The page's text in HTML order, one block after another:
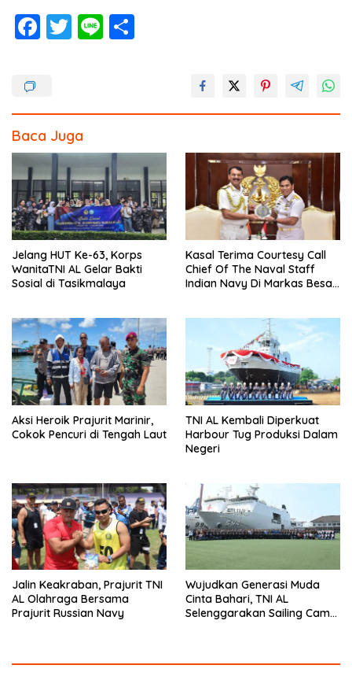
F
o
o
k
T Li
Baca Juga
Jelang HUT Ke-63, Korps
WanitaTNI AL Gelar Bakti
Sosial di Tasikmalaya
Kasal Terima Courtesy Call
Chief Of The Naval Staff
Indian Navy Di Markas Besar
Aksi Heroik Prajurit Marinir,
Cokok Pencuri di Tengah Laut
TNI AL Kembali Diperkuat
Harbour Tug Produksi Dalam
Negeri
Jalin Keakraban, Prajurit TNI
AL Olahraga Bersama
Prajurit Russian Navy
Wujudkan Generasi Muda
Cinta Bahari, TNI AL
Selenggarakan Sailing Camp